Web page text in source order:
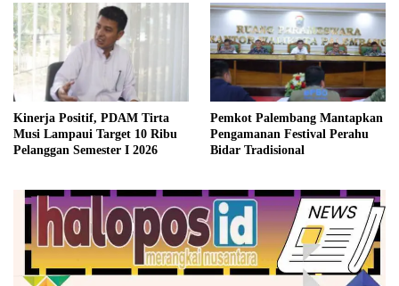
Kinerja Positif, PDAM Tirta
Musi Lampaui Target 10 Ribu
Pelanggan Semester I 2026
Pemkot Palembang Mantapkan
Pengamanan Festival Perahu
Bidar Tradisional